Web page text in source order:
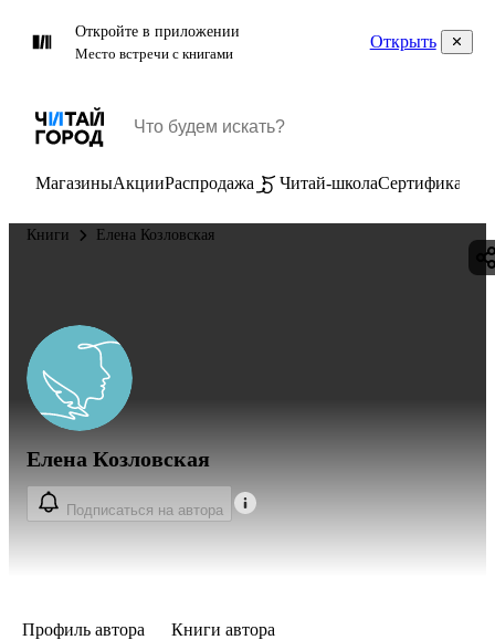
Откройте в приложении
Место встречи с книгами
Открыть
МагазиныАкцииРаспродажа Читай-школаСертификаты
Книги Елена Козловская
Елена Козловская
Подписаться на автора
Профиль автора Книги автора